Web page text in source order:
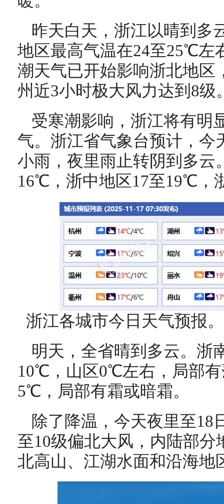
昨天白天，浙江以晴到多
地区最高气温在24至25℃左
潮天气已开始影响浙北地区
州近3小时极大风力达到8级
受寒潮影响，浙江将有明
气。浙江省气象台预计，今
小雨，夜里雨止转阴到多云
16℃，浙中地区17至19℃，
浙江各城市今日天气预报
明天，全省晴到多云。浙
10℃，山区0℃左右，局部
5℃，局部有霜或暗霜。
除了降温，今天夜里至18
至10级偏北大风，内陆部分
北高山、江湖水面和沿海地